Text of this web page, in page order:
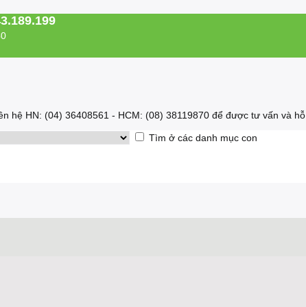
hệ HN: (04) 36408561 - HCM: (08) 38119870 để được tư vấn và
Tìm ở các danh mục con